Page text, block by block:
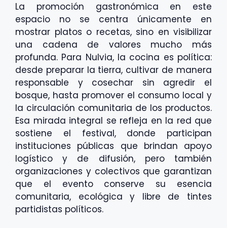
La promoción gastronómica en este
espacio no se centra únicamente en
mostrar platos o recetas, sino en visibilizar
una cadena de valores mucho más
profunda. Para Nulvia, la cocina es política:
desde preparar la tierra, cultivar de manera
responsable y cosechar sin agredir el
bosque, hasta promover el consumo local y
la circulación comunitaria de los productos.
Esa mirada integral se refleja en la red que
sostiene el festival, donde participan
instituciones públicas que brindan apoyo
logístico y de difusión, pero también
organizaciones y colectivos que garantizan
que el evento conserve su esencia
comunitaria, ecológica y libre de tintes
partidistas políticos.